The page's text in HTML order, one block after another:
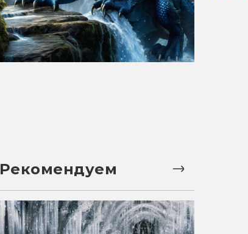
Рекомендуем